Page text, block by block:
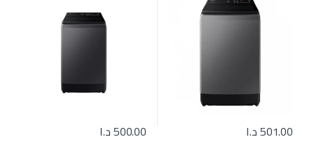
501.00د.ا 500.00د.ا